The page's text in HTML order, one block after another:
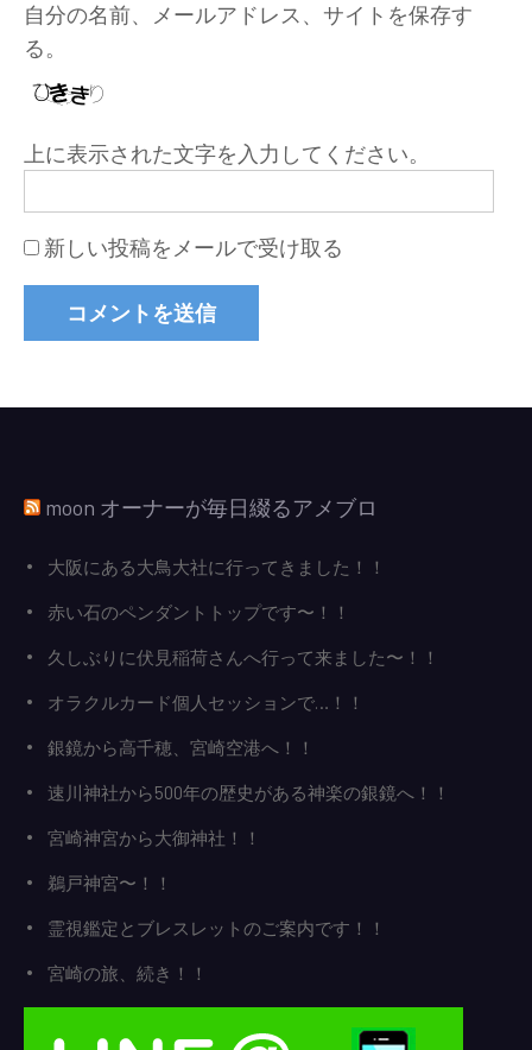
自分の名前、メールアドレス、サイトを保存す
る。
上に表示された文字を入力してください。
新しい投稿をメールで受け取る
moon オーナーが毎日綴るアメブロ
大阪にある大鳥大社に行ってきました！！
赤い石のペンダントトップです〜！！
久しぶりに伏見稲荷さんへ行って来ました〜！！
オラクルカード個人セッションで…！！
銀鏡から高千穂、宮崎空港へ！！
速川神社から500年の歴史がある神楽の銀鏡へ！！
宮崎神宮から大御神社！！
鵜戸神宮〜！！
霊視鑑定とブレスレットのご案内です！！
宮崎の旅、続き！！